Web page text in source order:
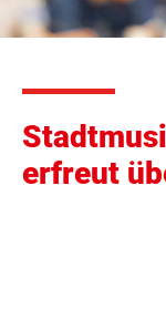
erfreut